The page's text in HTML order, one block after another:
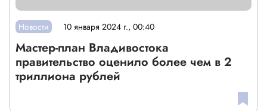
Новости 10 января 2024 г., 00:40
Мастер-план Владивостока
правительство оценило более чем в 2
триллиона рублей